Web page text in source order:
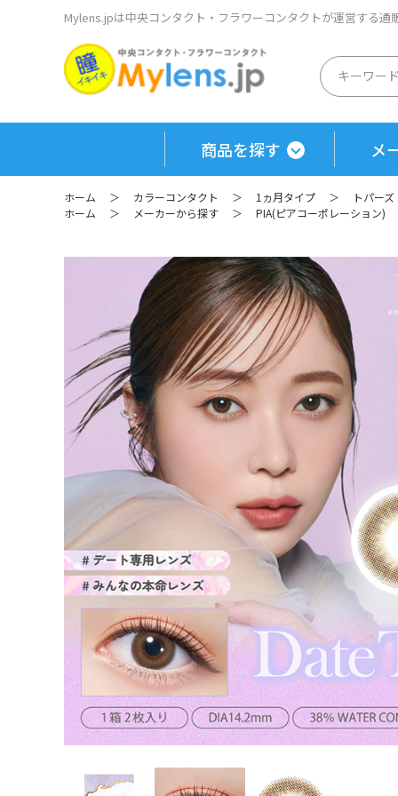
Mylens.jpは中央コンタクト・フラワーコンタクトが運営する通
商品を探す メ
ホーム ＞ カラーコンタクト ＞ 1ヵ月タイプ ＞
トパー
ホーム
＞ メーカーから探す ＞ PIA(ピアコーポレーション)